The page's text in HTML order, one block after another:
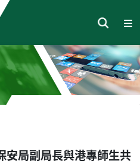
局副局長與港專師生共